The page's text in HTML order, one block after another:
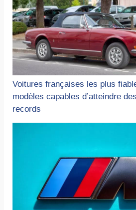
Voitures françaises les plus
modèles capables d’atteindre
records